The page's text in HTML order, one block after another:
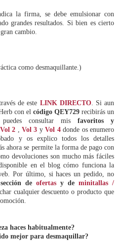
la firma, se debe emulsionar con
grandes resultados. Si bien es cierto
cambio.
como desmaquillante.)
de este LINK DIRECTO. Si aun
con el código QEY729recibirás un
consultar mis favoritos y
Vol 2 , Vol 3 yVol 4donde os enumero
y os explico todos los detalles
ahora se permite la forma de pago con
devoluciones son mucho más fáciles
en el blog cómo funciona la
Por último, si haces un pedido, no
sección de ofertasy de minitallas /
cualquier descuento o producto que
haces habitualmente?
mejor para desmaquillar?